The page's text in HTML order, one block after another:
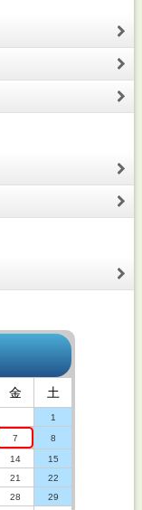
金 土
1
7 8
14
15
21
22
28
29